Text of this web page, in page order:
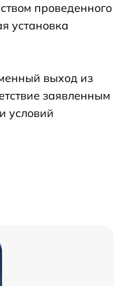
проведенного
установка
выход из
заявленным
условий